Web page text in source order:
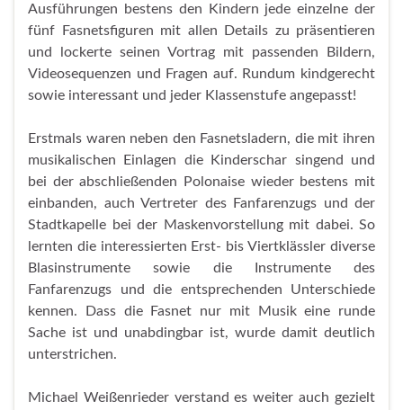
Ausführungen bestens den Kindern jede einzelne der
fünf Fasnetsfiguren mit allen Details zu präsentieren
und lockerte seinen Vortrag mit passenden Bildern,
Videosequenzen und Fragen auf. Rundum kindgerecht
sowie interessant und jeder Klassenstufe angepasst!
Erstmals waren neben den Fasnetsladern, die mit ihren
musikalischen Einlagen die Kinderschar singend und
bei der abschließenden Polonaise wieder bestens mit
einbanden, auch Vertreter des Fanfarenzugs und der
Stadtkapelle bei der Maskenvorstellung mit dabei. So
lernten die interessierten Erst- bis Viertklässler diverse
Blasinstrumente sowie die Instrumente des
Fanfarenzugs und die entsprechenden Unterschiede
kennen. Dass die Fasnet nur mit Musik eine runde
Sache ist und unabdingbar ist, wurde damit deutlich
unterstrichen.
Michael Weißenrieder verstand es weiter auch gezielt